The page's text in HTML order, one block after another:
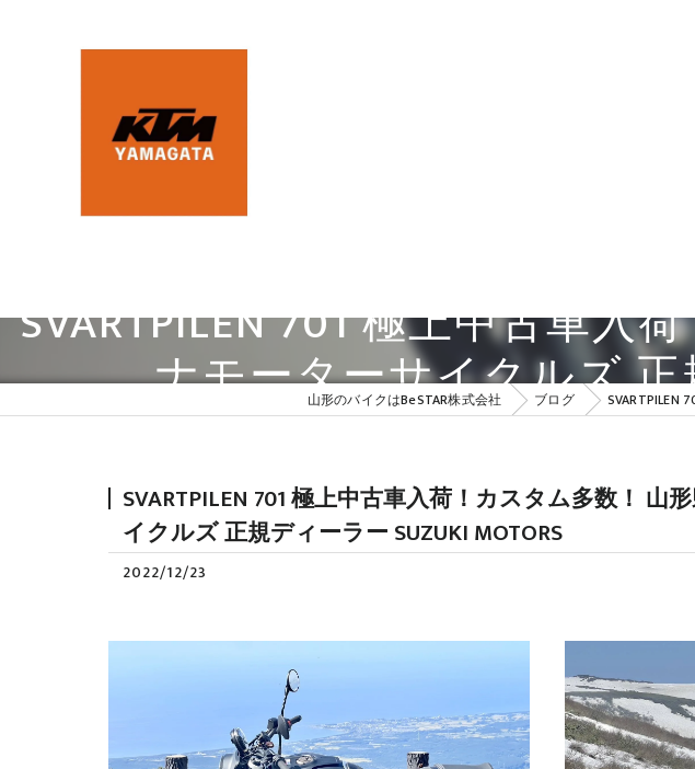
SVARTPILEN 701 極上中古車
ナモーターサイクルズ 正
山形のバイクはBeSTAR株式会社 ブログ SVARTPILEN
SVARTPILEN 701 極上中古車入荷！カスタム多数！
イクルズ 正規ディーラー SUZUKI MOTORS
2022/12/23